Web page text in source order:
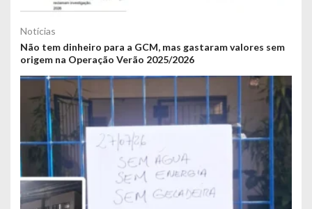
Notícias
Não tem dinheiro para a GCM, mas gastaram valores sem
origem na Operação Verão 2025/2026